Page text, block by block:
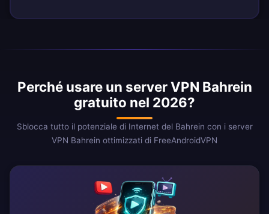
Perché usare un server VPN Bahrein
gratuito nel 2026?
Sblocca tutto il potenziale di Internet del Bahrein con i server
VPN Bahrein ottimizzati di FreeAndroidVPN